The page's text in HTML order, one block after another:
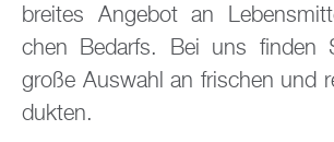
brei­tes An­ge­bot an
chen Be­darfs. Bei uns fin­den
große Aus­wahl an fri­schen und
duk­ten.